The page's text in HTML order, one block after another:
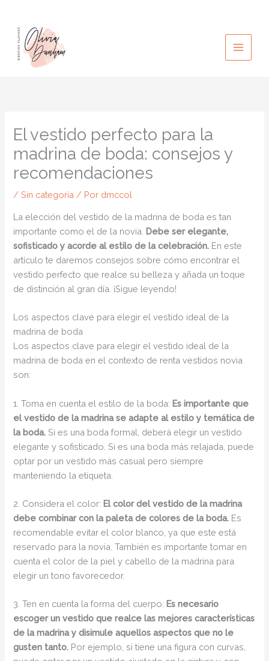
contenido
El vestido perfecto para la
madrina de boda: consejos y
recomendaciones
/Sin categoría / Por dmccol
La elección del vestido de la madrina de boda es tan
importante como el de la novia. Debe ser elegante,
sofisticado y acorde al estilo de la celebración. En este
artículo te daremos consejos sobre cómo encontrar el
vestido perfecto que realce su belleza y añada un toque
de distinción al gran día. ¡Sigue leyendo!
Los aspectos clave para elegir el vestido ideal de la
madrina de boda
Los aspectos clave para elegir el vestido ideal de la
madrina de boda en el contexto de renta vestidos novia
son:
1. Toma en cuenta el estilo de la boda: Es importante que
el vestido de la madrina se adapte al estilo y temática de
la boda. Si es una boda formal, deberá elegir un vestido
elegante y sofisticado. Si es una boda más relajada, puede
optar por un vestido más casual pero siempre
manteniendo la etiqueta.
2. Considera el color: El color del vestido de la madrina
debe combinar con la paleta de colores de la boda. Es
recomendable evitar el color blanco, ya que este está
reservado para la novia. También es importante tomar en
cuenta el color de la piel y cabello de la madrina para
elegir un tono favorecedor.
3. Ten en cuenta la forma del cuerpo: Es necesario
escoger un vestido que realce las mejores características
de la madrina y disimule aquellos aspectos que no le
gusten tanto. Por ejemplo, si tiene una figura con curvas,